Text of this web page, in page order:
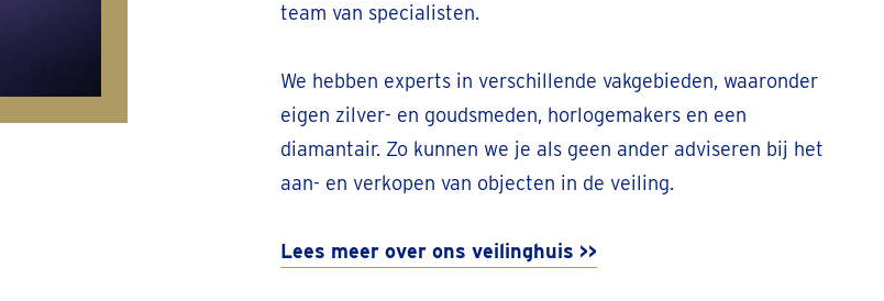
team van specialisten.
We hebben experts in verschillende vakgebieden, waaronder
eigen zilver- en goudsmeden, horlogemakers en een
diamantair. Zo kunnen we je als geen ander adviseren bij het
aan- en verkopen van objecten in de veiling.
Lees meer over ons veilinghuis >>